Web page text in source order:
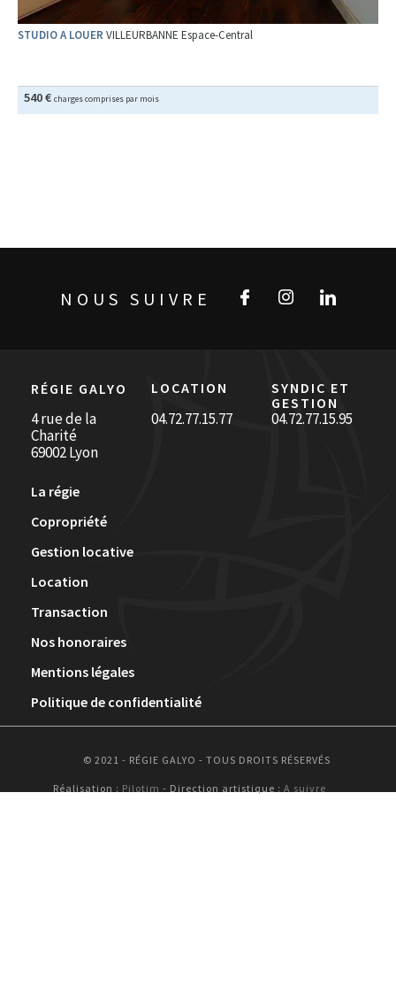
STUDIO A LOUER VILLEURBANNE Espace-Central
540 € charges comprises par mois
NOUS SUIVRE
RÉGIE GALYO LOCATION
SYNDIC ET
GESTION
4 rue de la
Charité
69002 Lyon
04.72.77.15.77 04.72.77.15.95
La régie
Copropriété
Gestion locative
Location
Transaction
Nos honoraires
Mentions légales
Politique de confidentialité
© 2021 - RÉGIE GALYO - TOUS DROITS RÉSERVÉS
Réalisation : Pilotim - Direction artistique : A suivre